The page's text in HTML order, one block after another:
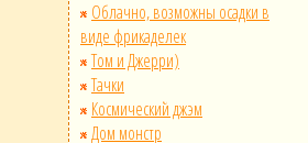
Облачно, возможны осадки в
виде фрикаделек
Том и Джерри)
Тачки
Космический джэм
Дом монстр